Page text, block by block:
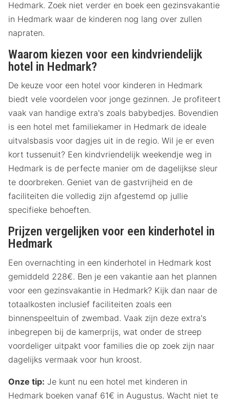
Hedmark. Zoek niet verder en boek een gezinsvakantie
in Hedmark waar de kinderen nog lang over zullen
napraten.
Waarom kiezen voor een kindvriendelijk
hotel in Hedmark?
De keuze voor een hotel voor kinderen in Hedmark
biedt vele voordelen voor jonge gezinnen. Je profiteert
vaak van handige extra's zoals babybedjes. Bovendien
is een hotel met familiekamer in Hedmark de ideale
uitvalsbasis voor dagjes uit in de regio. Wil je er even
kort tussenuit? Een kindvriendelijk weekendje weg in
Hedmark is de perfecte manier om de dagelijkse sleur
te doorbreken. Geniet van de gastvrijheid en de
faciliteiten die volledig zijn afgestemd op jullie
specifieke behoeften.
Prijzen vergelijken voor een kinderhotel in
Hedmark
Een overnachting in een kinderhotel in Hedmark kost
gemiddeld 228€. Ben je een vakantie aan het plannen
voor een gezinsvakantie in Hedmark? Kijk dan naar de
totaalkosten inclusief faciliteiten zoals een
binnenspeeltuin of zwembad. Vaak zijn deze extra's
inbegrepen bij de kamerprijs, wat onder de streep
voordeliger uitpakt voor families die op zoek zijn naar
dagelijks vermaak voor hun kroost.
Onze tip: Je kunt nu een hotel met kinderen in
Hedmark boeken vanaf 61€ in Augustus. Wacht niet te